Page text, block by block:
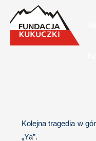
Kolejna tragedia w
„Ya”.